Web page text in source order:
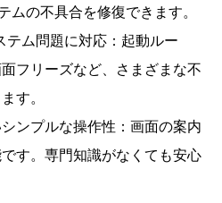
ムの不具合を修復できます。
テム問題に対応：起動ルー
フリーズなど、さまざまな不
す。
ンプルな操作性：画面の案内
す。専門知識がなくても安心